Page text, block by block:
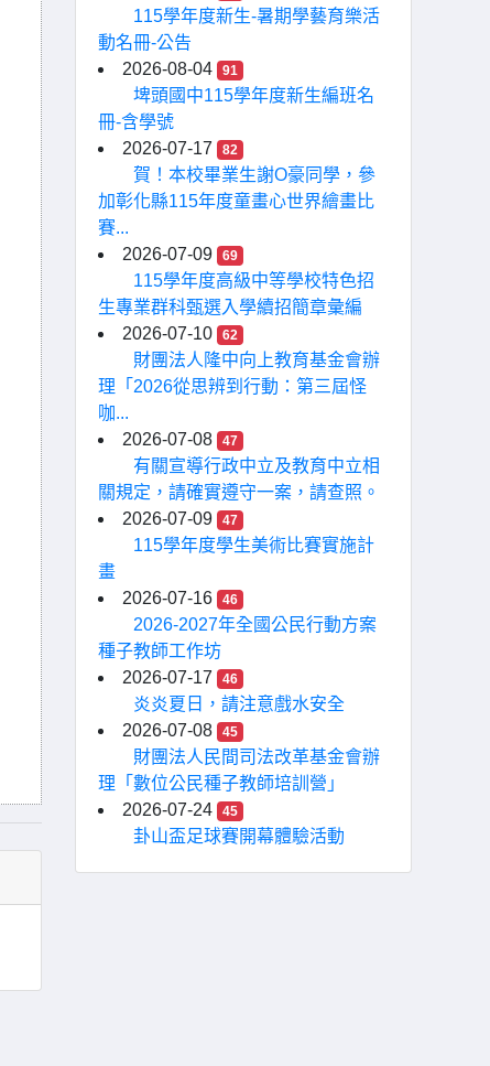
115學年度新生-暑期學藝育樂活
動名冊-公告
2026-08-04
91
埤頭國中115學年度新生編班名
冊-含學號
2026-07-17
82
賀！本校畢業生謝O豪同學，參
加彰化縣115年度童畫心世界繪畫比
賽...
2026-07-09
69
115學年度高級中等學校特色招
生專業群科甄選入學續招簡章彙編
2026-07-10
62
財團法人隆中向上教育基金會辦
理「2026從思辨到行動：第三屆怪
咖...
2026-07-08
47
有關宣導行政中立及教育中立相
關規定，請確實遵守一案，請查照。
2026-07-09
47
115學年度學生美術比賽實施計
畫
2026-07-16
46
2026-2027年全國公民行動方案
種子教師工作坊
2026-07-17
46
炎炎夏日，請注意戲水安全
2026-07-08
45
財團法人民間司法改革基金會辦
理「數位公民種子教師培訓營」
2026-07-24
45
卦山盃足球賽開幕體驗活動